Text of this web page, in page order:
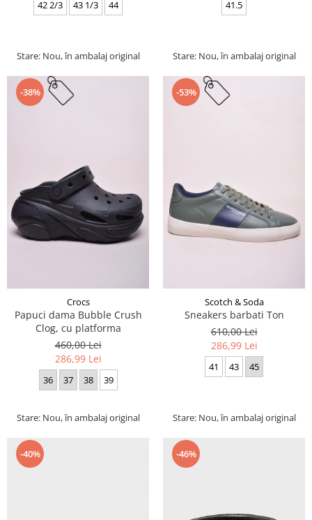
42 2/3 43 1/3 44
Stare: Nou, în ambalaj original
41.5
Stare: Nou, în ambalaj original
-38%
Crocs
Papuci dama Bubble Crush
Clog, cu platforma
460,00 Lei
286,99 Lei
36 37 38 39
Stare: Nou, în ambalaj original
-53%
Scotch & Soda
Sneakers barbati Ton
610,00 Lei
286,99 Lei
41 43 45
Stare: Nou, în ambalaj original
-40% -46%